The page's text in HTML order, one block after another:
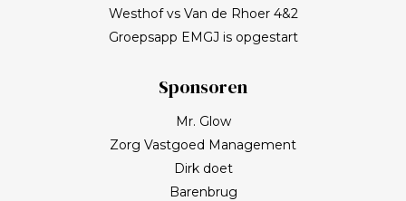
Westhof vs Van de Rhoer 4&2
Groepsapp EMGJ is opgestart
Sponsoren
Mr. Glow
Zorg Vastgoed Management
Dirk doet
Barenbrug